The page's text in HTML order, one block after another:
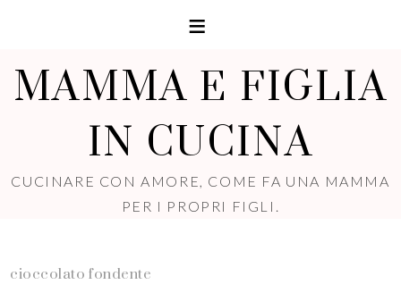
MAMMA E FIGLIA
IN CUCINA
CUCINARE CON AMORE, COME FA UNA MAMMA
PER I PROPRI FIGLI.
cioccolato fondente